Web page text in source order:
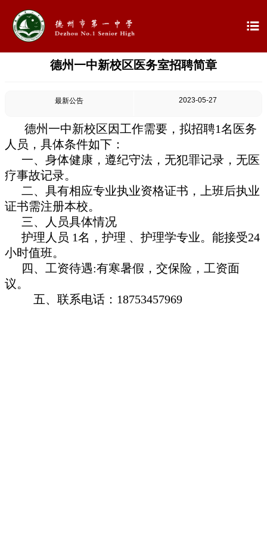

德州一中新校区医务室招聘简章
最新公告 2023-05-27
德州一中新校区因工作需要， 拟招聘1名医务
人员，具体条件如下：
一、身体健康，遵纪守法，无犯罪记录，无医
疗事故记录。
二、具有相应专业执业资格证书，上班后执业
证书需注册本校。
三、人员具体情况
护理人员 1名，护理 、护理学专业。能接受24
小时值班。
四、工资待遇:有寒暑假，交保险，工资面
议。
五、联系电话：18753457969
学校概况
信息公开
 教学教研
最新公告
 校园新闻
 科学技术实验校